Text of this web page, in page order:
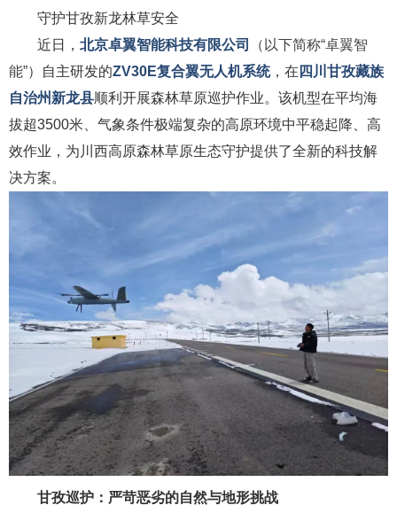
守护甘孜新龙林草安全
近日， 北京卓翼智能科技有限公司
（以下简称“卓翼智
能”）
自主研发的ZV30E复合翼无人机系统，在 四川甘孜藏族
自治州新龙县顺利开展森林草原巡护作业。该机型在平均海
拔超3500米、气象条件极端复杂的高原环境中平稳起降、高
效作业，为川西高原森林草原生态守护提供了全新的科技解
决方案。
甘孜巡护： 严苛恶劣的自然与地形挑战